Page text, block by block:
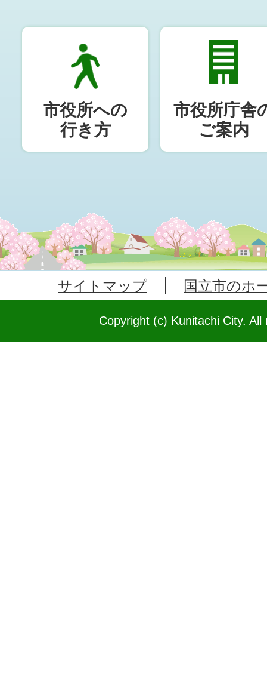
市役所への
行き方
市役所庁舎
ご案内
サイトマップ 国立市のホ
Copyright (c) Kunitachi City.